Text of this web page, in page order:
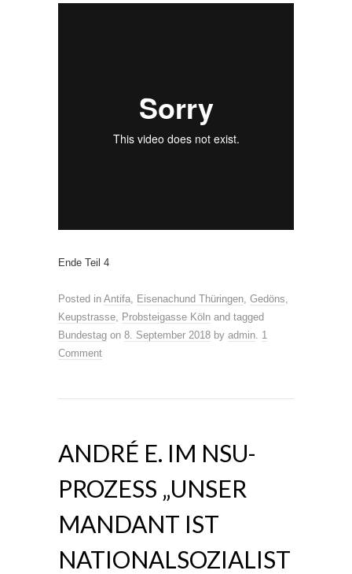
Ende Teil 4
Posted in Antifa Eisenachund Thüringen Gedöns
Keupstrasse
Probsteigasse Köln and tagged
Bundestag on 8. September 2018 by admin 1
Comment
ANDRÉ E. IM NSU-
PROZESS „UNSER
MANDANT IST
NATIONALSOZIALIST